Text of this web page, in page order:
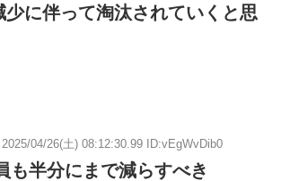
少に伴って淘汰されていくと思
2025/04/26(土) 08:12:30.99 ID:vEgWvDib0
も半分にまで減らすべき